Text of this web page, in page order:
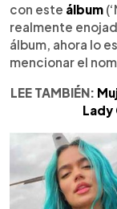
con este álbum
realmente
álbum, ahora lo
mencionar el
LEE TAMBIÉN:
Lady